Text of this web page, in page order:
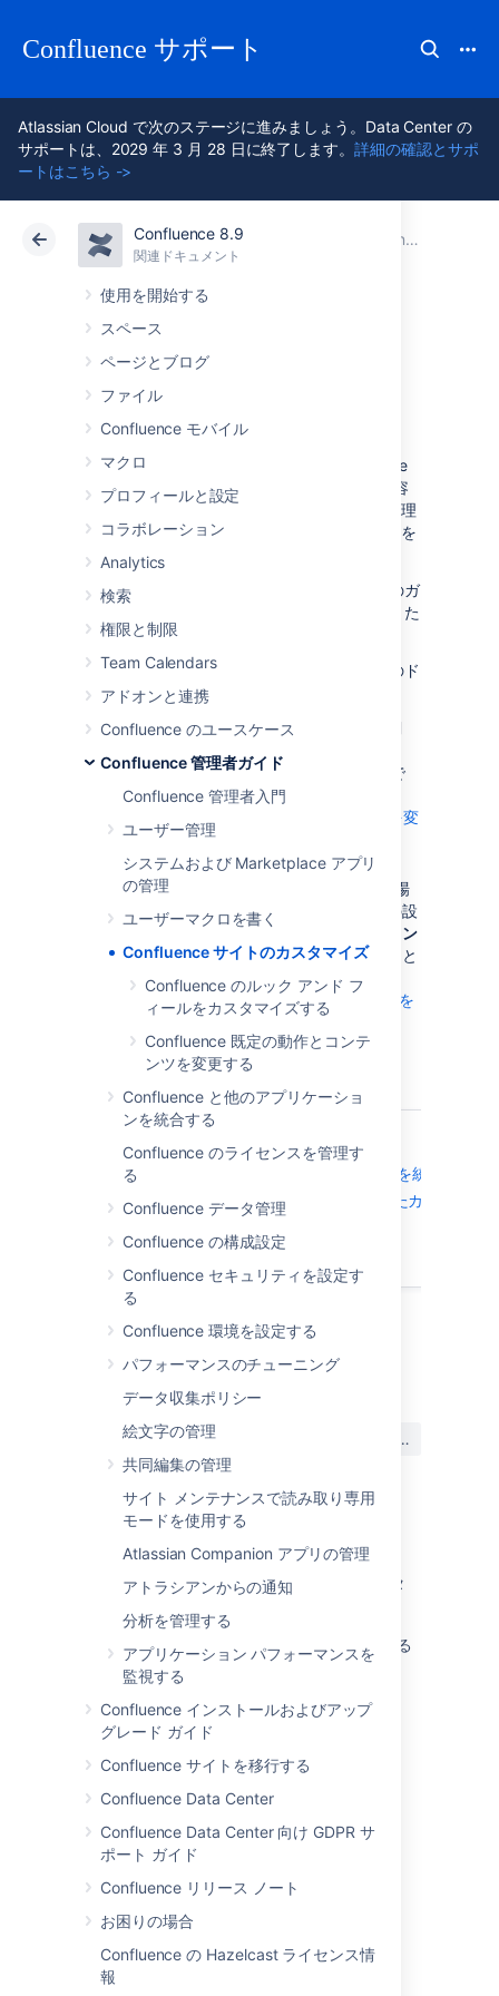
Confluence サポート
Atlassian Cloud で次のステージに進みましょう。Data Center の
サポートは、2029 年 3 月 28 日に終了します。詳細の確認とサポ
ートはこちら ->
Confluence 8.9
関連ドキュメント
使用を開始する
スペース
ページとブログ
ファイル
Confluence モバイル
マクロ
プロフィールと設定
コラボレーション
Analytics
検索
権限と制限
Team Calendars
アドオンと連携
Confluence のユースケース
Confluence 管理者ガイド
Confluence 管理者入門
ユーザー管理
システムおよび Marketplace アプリ
の管理
ユーザーマクロを書く
Confluence サイトのカスタマイズ
Confluence のルック アンド フ
ィールをカスタマイズする
Confluence 既定の動作とコンテ
ンツを変更する
Confluence と他のアプリケーショ
ンを統合する
Confluence のライセンスを管理す
る
Confluence データ管理
Confluence の構成設定
Confluence セキュリティを設定す
る
Confluence 環境を設定する
パフォーマンスのチューニング
データ収集ポリシー
絵文字の管理
共同編集の管理
サイト メンテナンスで読み取り専用
モードを使用する
Atlassian Companion アプリの管理
アトラシアンからの通知
分析を管理する
アプリケーション パフォーマンスを
監視する
Confluence インストールおよびアップ
グレード ガイド
Confluence サイトを移行する
Confluence Data Center
Confluence Data Center 向け GDPR サ
ポート ガイド
Confluence リリース ノート
お困りの場合
Confluence の Hazelcast ライセンス情
報
アトラシアン サポート 関連ドキュメント
Confluence 管理者ガイド
クラウド Data Center 8.9
Confluence サイト
のカスタマイズ
このページでは、サイトレベルでのConfluence
をカスタマイズ を行う紹介をします。この内容
は Confluence 管理者、すなわち、システム管理
者権限または Confluence 管理者権限を持つ人を
対象としています。
個人またはスペースレベルでのカスタマイズのガ
また
は スペースのカスタマイズ
２つの大きなテーマでカスタマイズについてのド
キュメントを用意しました :
ダッシュボードのカスタマイズ、色の調
Confluenceの見た目 を変更することがで
きます。
Confluence のルック アンド フィールを変
更する
をご覧ください。
ダッシュボード上やConfluence の他の場
所での既定の動作を様々なオプションの設
定や、新しいスペースにおける
既定のコン
テンツを定義することによって決めること
ができます。
既定の動作と Confluence のコンテンツを
変更する
をご覧ください。
Confluence と他のアプリケーションを統合する
Confluenceのインストールに実施したカスタマイ
最終更新日 2024 年 4 月 2 日
この内容はお役に立ちました
いいえ
Confluence のルック アンド フィールをカスタ
Confluence 既定の動作とコンテンツを変更する
関連コンテンツ
Confluence administrator's guide
Changing the Look and Feel of Confluence
Customize Space Layouts
Customizing the Confluence Dashboard
Changing the Site Logo
Styling Confluence with CSS